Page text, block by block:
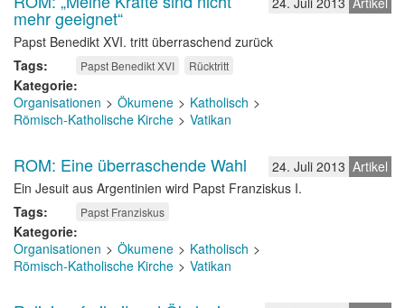
mehr geeignet“
Papst Benedikt XVI. tritt überraschend zurück
Tags
Papst Benedikt XVI Rücktritt
Kategorie
Organisationen
Ökumene
Katholisch
Römisch-Katholische Kirche
Vatikan
Artikel
24. Juli 2013
ROM: Eine überraschende Wahl
Ein Jesuit aus Argentinien wird Papst Franziskus I.
Tags
Papst Franziskus
Kategorie
Organisationen
Ökumene
Katholisch
Römisch-Katholische Kirche
Vatikan